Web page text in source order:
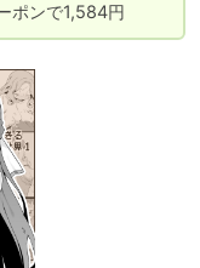
円　⇒クーポンで1,584円